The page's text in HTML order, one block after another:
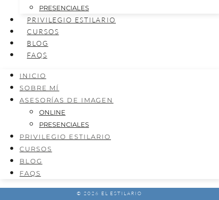
PRESENCIALES
PRIVILEGIO ESTILARIO
CURSOS
BLOG
FAQS
INICIO
SOBRE MÍ
ASESORÍAS DE IMAGEN
ONLINE
PRESENCIALES
PRIVILEGIO ESTILARIO
CURSOS
BLOG
FAQS
© 2026 EL ESTILARIO